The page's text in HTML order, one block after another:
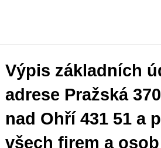
Výpis základních
adrese Pražská
nad Ohří 431 51 a
všech firem a